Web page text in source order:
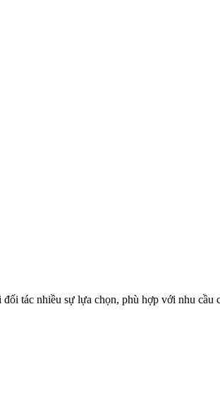
đối tác nhiều sự lựa chọn, phù hợp với nhu cầu